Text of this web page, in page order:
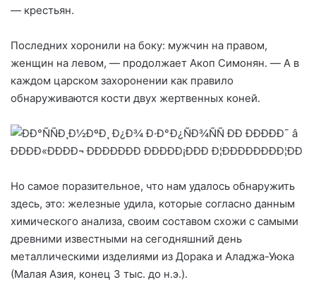
— крестьян.
Последних хоронили на боку: мужчин на правом,
женщин на левом, — продолжает Акоп Симонян. — A в
каждом царском захоронении как правило
обнаруживаются кости двух жертвенных коней.
Но самое поразительное, что нам удалось обнаружить
здесь, это: железные удила, которые согласно данным
химического анализа, своим составом схожи с самыми
древними известными на сегодняшний день
металлическими изделиями из Дорака и Аладжа-Уюка
(Малая Азия, конец 3 тыс. до н.э.).